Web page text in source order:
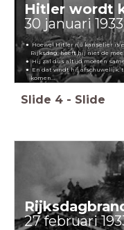
Hitler wordt
30 januari 1933
Hoewel Hitler nu kanselier is
Rijksdag, heeft hij niet de
Hij zal dus altijd moeten
En dat vindt hij afschuwelijk:
komen...
Slide 4 - Slide
27 februari